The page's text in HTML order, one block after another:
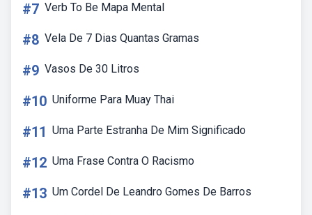
#7 Verb To Be Mapa Mental
#8 Vela De 7 Dias Quantas Gramas
#9 Vasos De 30 Litros
#10 Uniforme Para Muay Thai
#11 Uma Parte Estranha De Mim Significado
#12 Uma Frase Contra O Racismo
#13 Um Cordel De Leandro Gomes De Barros